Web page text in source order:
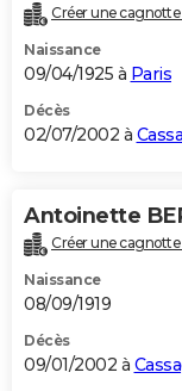
Créer une cagnotte
Naissance
09/04/1925 à Paris
Décès
02/07/2002 à
Antoinette
Créer une cagnotte
Naissance
08/09/1919
Décès
09/01/2002 à